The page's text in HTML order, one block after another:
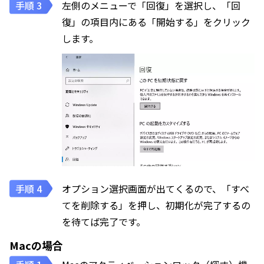
左側のメニューで「回復」を選択し、「回
復」の項目内にある「開始する」をクリック
します。
オプション選択画面が出てくるので、「すべ
てを削除する」を押し、初期化が完了するの
を待てば完了です。
Macの場合